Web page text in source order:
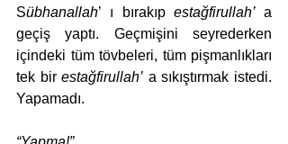
Sübhanallah’ ı bırakıp estağfirullah’ a
geçiş yaptı. Geçmişini seyrederken
içindeki tüm tövbeleri, tüm pişmanlıkları
tek bir estağfirullah’ a sıkıştırmak istedi.
Yapamadı.